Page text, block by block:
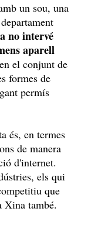
un sou, una
no intervé
aparell
el conjunt de
formes de
permís
és, en termes
de manera
d'internet.
els qui
que
Xina també.